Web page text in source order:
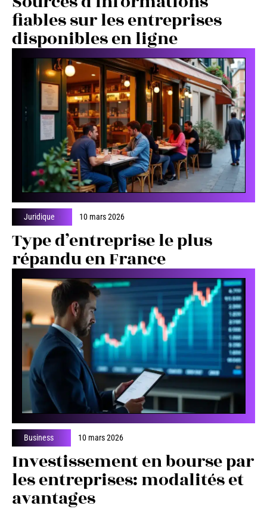
fiables sur les entreprises
disponibles en ligne
Juridique 10 mars 2026
Type d’entreprise le plus
répandu en France
Business 10 mars 2026
Investissement en bourse par
les entreprises: modalités et
avantages